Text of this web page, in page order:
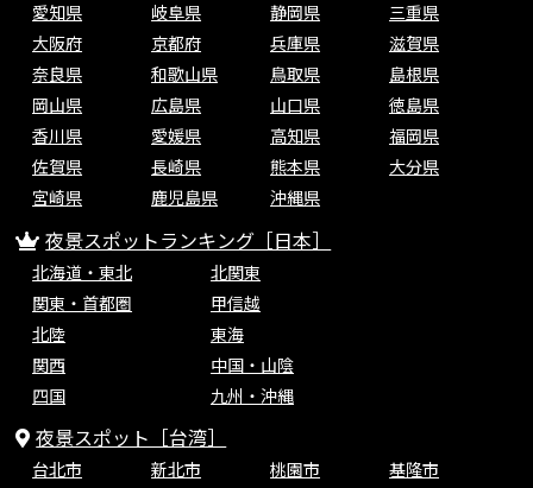
愛知県
岐阜県 静岡県
三重県
大阪府
京都府 兵庫県
滋賀県
奈良県
和歌山県 鳥取県
島根県
岡山県
広島県 山口県
徳島県
香川県
愛媛県 高知県
福岡県
佐賀県
長崎県 熊本県
大分県
宮崎県
鹿児島県 沖縄県
夜景スポットランキング［日本］
北海道・東北
北関東
関東・首都圏
甲信越
北陸
東海
関西
中国・山陰
四国
九州・沖縄
夜景スポット［台湾］
台北市 新北市 桃園市
基隆市